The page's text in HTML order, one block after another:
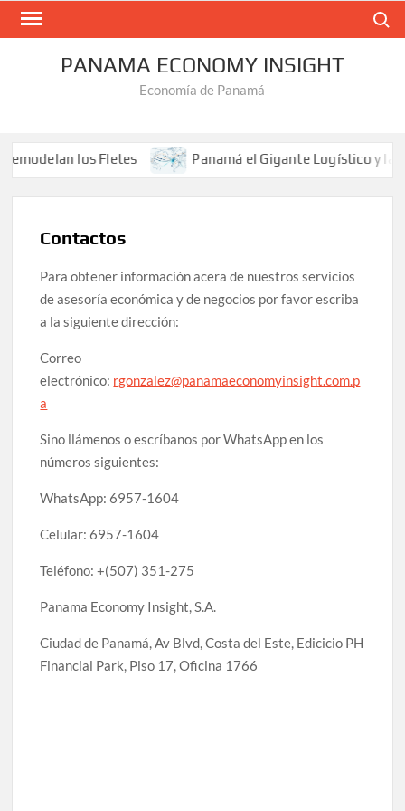
Saltar
PANAMA ECONOMY INSIGHT
Economía de Panamá
los Fletes Panamá el Gigante Logístico y la
Contactos
Para obtener información acera de nuestros servicios
de asesoría económica y de negocios por favor escriba
a la siguiente dirección:
Correo
electrónico: rgonzalez@panamaeconomyinsight.com.p
a
Sino llámenos o escríbanos por WhatsApp en los
números siguientes:
WhatsApp: 6957-1604
Celular: 6957-1604
Teléfono: +(507) 351-275
Panama Economy Insight, S.A.
Ciudad de Panamá, Av Blvd, Costa del Este, Edicicio PH
Financial Park, Piso 17, Oficina 1766